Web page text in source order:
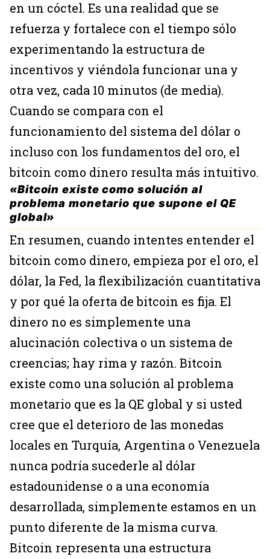
en un cóctel. Es una realidad que se
refuerza y fortalece con el tiempo sólo
experimentando la estructura de
incentivos y viéndola funcionar una y
otra vez, cada 10 minutos (de media).
Cuando se compara con el
funcionamiento del sistema del dólar o
incluso con los fundamentos del oro, el
bitcoin como dinero resulta más intuitivo.
«Bitcoin existe como solución al
problema monetario que supone el QE
global»
En resumen, cuando intentes entender el
bitcoin como dinero, empieza por el oro, el
dólar, la Fed, la flexibilización cuantitativa
y por qué la oferta de bitcoin es fija. El
dinero no es simplemente una
alucinación colectiva o un sistema de
creencias; hay rima y razón. Bitcoin
existe como una solución al problema
monetario que es la QE global y si usted
cree que el deterioro de las monedas
locales en Turquía, Argentina o Venezuela
nunca podría sucederle al dólar
estadounidense o a una economía
desarrollada, simplemente estamos en un
punto diferente de la misma curva.
Bitcoin representa una estructura